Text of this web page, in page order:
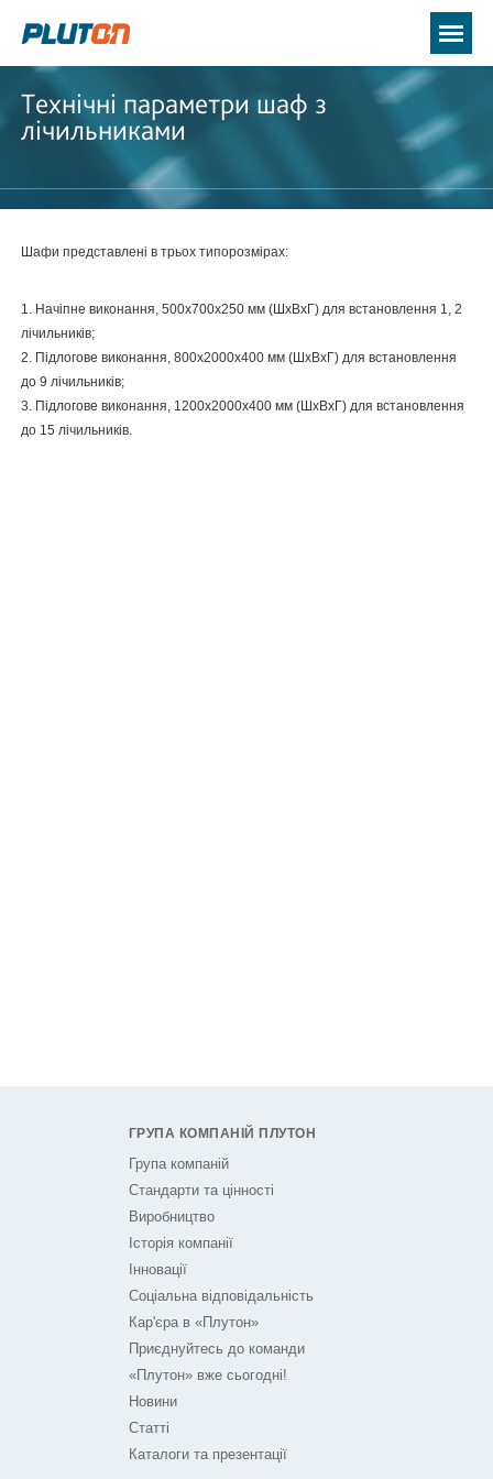
Технічні параметри шаф з
лічильниками
Шафи представлені в трьох типорозмірах:
1. Начіпне виконання, 500х700х250 мм (ШхВхГ) для встановлення 1, 2
лічильників;
2. Підлогове виконання, 800х2000х400 мм (ШхВхГ) для встановлення
до 9 лічильників;
3. Підлогове виконання, 1200х2000х400 мм (ШхВхГ) для встановлення
до 15 лічильників.
ГРУПА КОМПАНІЙ ПЛУТОН
Група компаній
Стандарти та цінності
Виробництво
Історія компанії
Інновації
Соціальна відповідальність
Кар'єра в «Плутон»
Приєднуйтесь до команди
«Плутон» вже сьогодні!
Новини
Статті
Каталоги та презентації